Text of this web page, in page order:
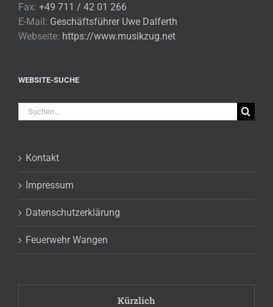
Fax: +49 711 / 42 01 266
E-Mail: Geschäftsführer Uwe Dalferth
Webseite: https://www.musikzug.net
WEBSITE-SUCHE
Suche
nach:
Kontakt
Impressum
Datenschutzerklärung
Feuerwehr Wangen
Kürzlich